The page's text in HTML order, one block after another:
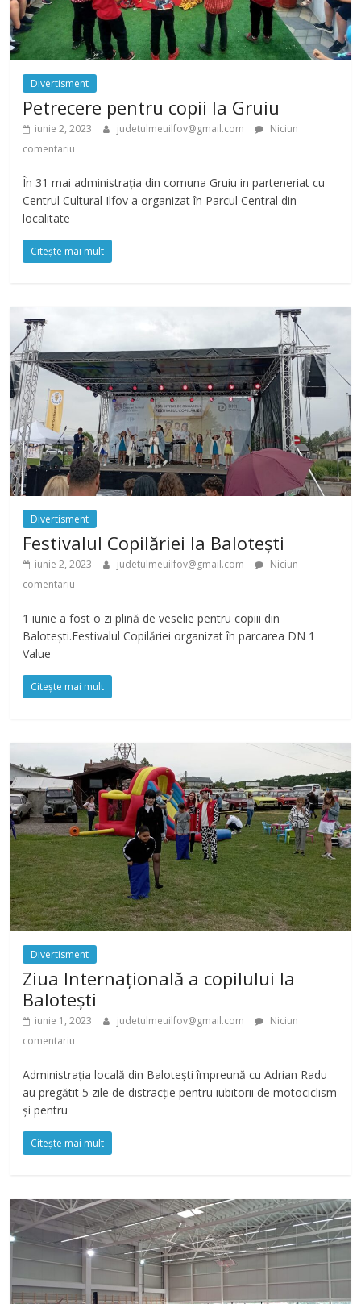
Divertisment
Petrecere pentru copii la Gruiu
iunie 2, 2023 judetulmeuilfov@gmail.com
Niciun
comentariu
În 31 mai administrația din comuna Gruiu in parteneriat cu
Centrul Cultural Ilfov a organizat în Parcul Central din
localitate
Citește mai mult
Divertisment
Festivalul Copilăriei la Balotești
iunie 2, 2023 judetulmeuilfov@gmail.com
Niciun
comentariu
1 iunie a fost o zi plină de veselie pentru copiii din
Balotești.Festivalul Copilăriei organizat în parcarea DN 1
Value
Citește mai mult
Divertisment
Ziua Internațională a copilului la
Balotești
iunie 1, 2023 judetulmeuilfov@gmail.com
Niciun
comentariu
Administrația locală din Balotești împreună cu Adrian Radu
au pregătit 5 zile de distracție pentru iubitorii de motociclism
și pentru
Citește mai mult